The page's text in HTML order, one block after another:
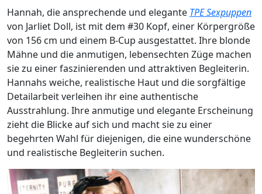
Hannah, die ansprechende und elegante TPE Sexpuppen
von Jarliet Doll, ist mit dem #30 Kopf, einer Körpergröße
von 156 cm und einem B-Cup ausgestattet. Ihre blonde
Mähne und die anmutigen, lebensechten Züge machen
sie zu einer faszinierenden und attraktiven Begleiterin.
Hannahs weiche, realistische Haut und die sorgfältige
Detailarbeit verleihen ihr eine authentische
Ausstrahlung. Ihre anmutige und elegante Erscheinung
zieht die Blicke auf sich und macht sie zu einer
begehrten Wahl für diejenigen, die eine wunderschöne
und realistische Begleiterin suchen.